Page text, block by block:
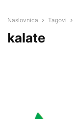
Naslovnica Tagovi
kalate